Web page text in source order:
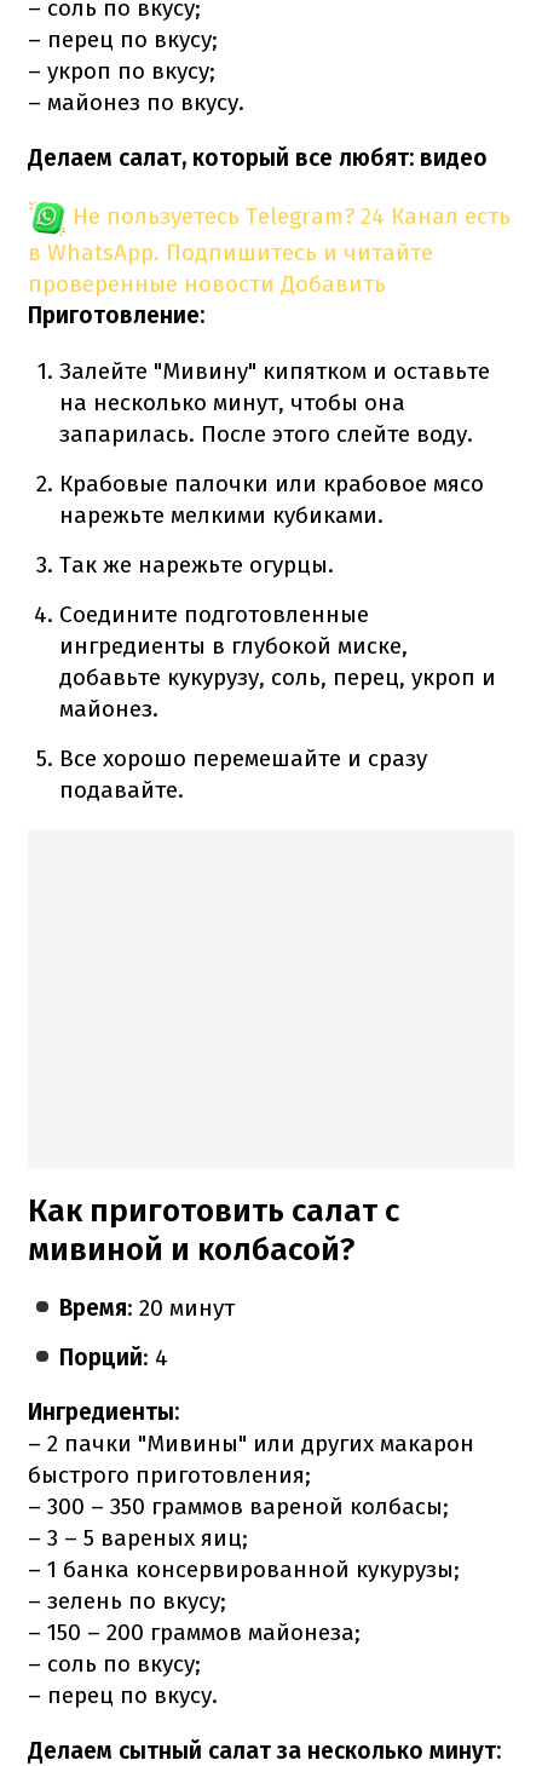
– соль по вкусу;
– перец по вкусу;
– укроп по вкусу;
– майонез по вкусу.
Делаем салат, который все любят: видео
Не пользуетесь Telegram? 24 Канал есть
в WhatsApp. Подпишитесь и читайте
проверенные новости Добавить
Приготовление:
Залейте "Мивину" кипятком и оставьте
на несколько минут, чтобы она
запарилась. После этого слейте воду.
Крабовые палочки или крабовое мясо
нарежьте мелкими кубиками.
Так же нарежьте огурцы.
Соедините подготовленные
ингредиенты в глубокой миске,
добавьте кукурузу, соль, перец, укроп и
майонез.
Все хорошо перемешайте и сразу
подавайте.
Как приготовить салат с
мивиной и колбасой?
Время: 20 минут
Порций: 4
Ингредиенты:
– 2 пачки "Мивины" или других макарон
быстрого приготовления;
– 300 – 350 граммов вареной колбасы;
– 3 – 5 вареных яиц;
– 1 банка консервированной кукурузы;
– зелень по вкусу;
– 150 – 200 граммов майонеза;
– соль по вкусу;
– перец по вкусу.
Делаем сытный салат за несколько минут: